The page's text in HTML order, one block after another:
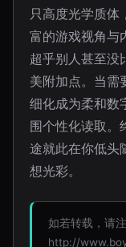
只高度光学质体
富的游戏视角与
超乎别人甚至没
美附加点。当需
细化成为柔和数
围个性化读取。
途就此在你低头
想光彩。
如若转载，请
http://